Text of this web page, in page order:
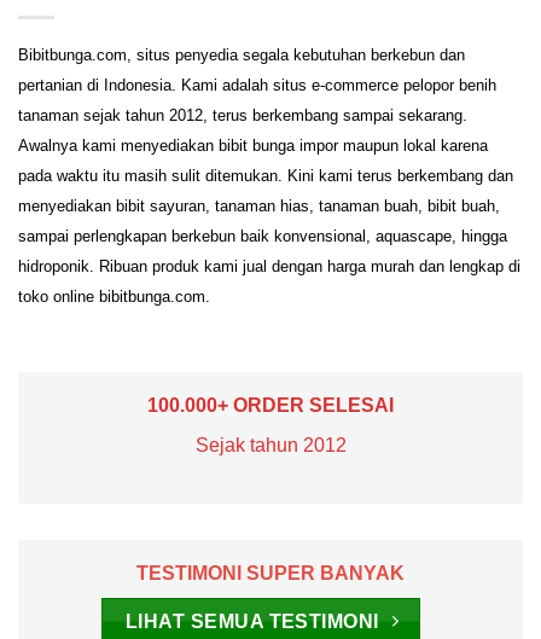
Bibitbunga.com, situs penyedia segala kebutuhan berkebun dan
pertanian di Indonesia. Kami adalah situs e-commerce pelopor benih
tanaman sejak tahun 2012, terus berkembang sampai sekarang.
Awalnya kami menyediakan bibit bunga impor maupun lokal karena
pada waktu itu masih sulit ditemukan. Kini kami terus berkembang dan
menyediakan bibit sayuran, tanaman hias, tanaman buah, bibit buah,
sampai perlengkapan berkebun baik konvensional, aquascape, hingga
hidroponik. Ribuan produk kami jual dengan harga murah dan lengkap di
toko online bibitbunga.com.
100.000+ ORDER SELESAI
Sejak tahun 2012
TESTIMONI SUPER BANYAK
LIHAT SEMUA TESTIMONI